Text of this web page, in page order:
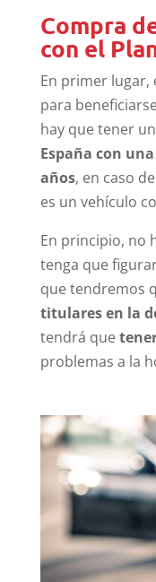
Compra
con el
En primer
para
hay que tener
España con
años, en caso
es un vehículo
En principio, no
tenga que
que tendremos
titulares en la
tendrá que
problemas a la